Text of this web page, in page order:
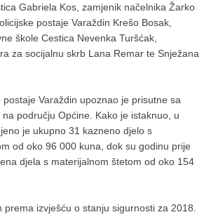
Gabriela Kos, zamjenik načelnika Žarko
postaje Varaždin Krešo Bosak,
škole Cestica Nevenka Turšćak,
za socijalnu skrb Lana Remar te Snježana
postaje Varaždin upoznao je prisutne sa
području Općine. Kako je istaknuo, u
je ukupno 31 kazneno djelo s
od oko 96 000 kuna, dok su godinu prije
djela s materijalnom štetom od oko 154
prema izvješću o stanju sigurnosti za 2018.